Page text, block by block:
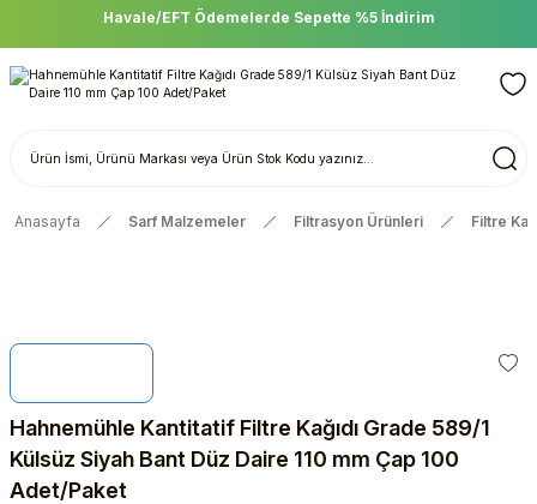
Havale/EFT Ödemelerde Sepette %5 İndirim
Anasayfa Sarf Malzemeler Filtrasyon Ürünleri Filtre
Hahnemühle Kantitatif Filtre Kağıdı Grade 589/1
Külsüz Siyah Bant Düz Daire 110 mm Çap 100
Adet/Paket